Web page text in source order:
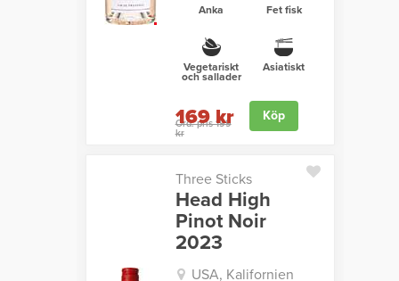
Anka Fet fisk
Vegetariskt
och sallader
Asiatiskt
Ord. pris 199
kr
169 kr Köp
Three Sticks
Head High
Pinot Noir
2023
USA, Kalifornien